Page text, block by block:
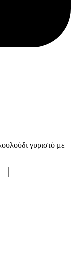
γυριστό με